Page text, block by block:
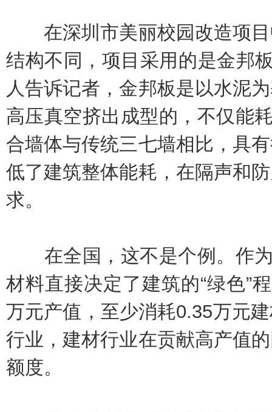
在深圳市美丽校园改造项目
结构不同，项目采用的是金邦
人告诉记者，金邦板是以水泥
高压真空挤出成型的，不仅能
合墙体与传统三七墙相比，具
低了建筑整体能耗，在隔声和
求。
在全国，这不是个例。作为
材料直接决定了建筑的“绿色”
万元产值，至少消耗0.35万元
行业，建材行业在贡献高产值
额度。